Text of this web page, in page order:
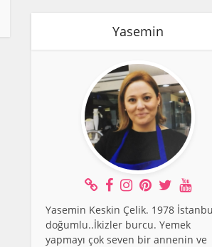
Yasemin
Yasemin Keskin Çelik. 1978
doğumlu..İkizler burcu. Yemek
yapmayı çok seven bir annenin ve